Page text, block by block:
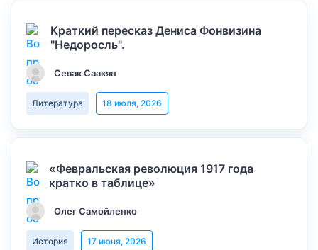
Краткий пересказ Дениса Фонвизина
"Недоросль".
Севак Саакян
Литература 18 июля, 2026
«Февральская революция 1917 года
кратко в таблице»
Олег Самойленко
История 17 июня, 2026